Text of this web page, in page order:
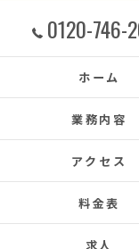
しっかり直
もちろんなく
たがポツポツ
本当に井澤
た皆さまとて
お任せできま
あと口コミを
で井澤産業
この場をお借
この度は本
今後ともよろ
0120-746-
ホーム
業務内容
アクセス
料金表
求人